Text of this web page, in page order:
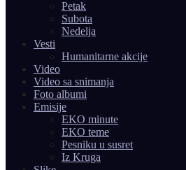
Petak
Subota
Nedelja
Vesti
Humanitarne akcije
Video
Video sa snimanja
Foto albumi
Emisije
EKO minute
EKO teme
Pesniku u susret
Iz Kruga